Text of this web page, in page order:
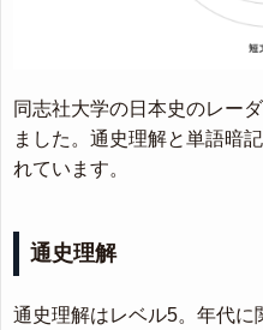
同志社大学の日本史のレー
ました。通史理解と単語暗
れています。
通史理解
通史理解はレベル5。年代に